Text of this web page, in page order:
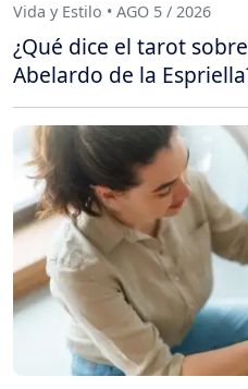
Vida y Estilo • AGO 5 / 2026
¿Qué dice el tarot
Abelardo de la